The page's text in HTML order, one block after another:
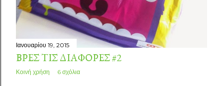
Ιανουαρίου 19, 2015
ΒΡΕΣ ΤΙΣ ΔΙΑΦΟΡΈΣ #2
Κοινή χρήση 6 σχόλια